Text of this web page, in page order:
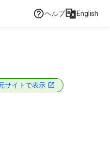
ヘルプ English
サイトで表示